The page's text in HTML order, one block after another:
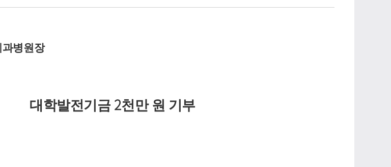
병원장
대학발전기금 2천만 원 기부